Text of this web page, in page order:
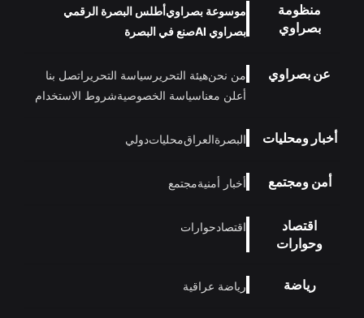
منظومة
بصراوي
موسوعة بصراويأطلس البصرة الرقمي
بصراوي AI
صنع في البصرة
عن بصراوي من نحنهيئة التحرير سياسة التحرير اتصل بنا
أعلن معناسياسة الخصوصيةشروط الاستخدام
أخبار ومحليات البصرةالعراقمحلياتدولي
أمن ومجتمع أخبار أمنيةمجتمع
اقتصاد
وحوارات
اقتصادحوارات
رياضة رياضة عراقية